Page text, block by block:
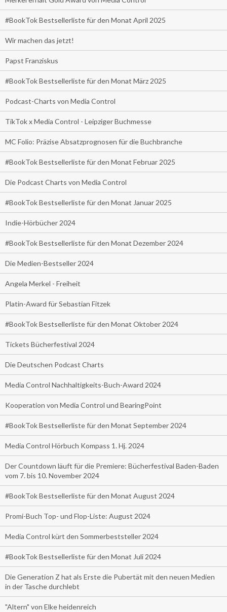
#BookTok Bestsellerliste für den Monat April 2025
Wir machen das jetzt!
Papst Franziskus
#BookTok Bestsellerliste für den Monat März 2025
Podcast-Charts von Media Control
TikTok x Media Control - Leipziger Buchmesse
MC Folio: Präzise Absatzprognosen für die Buchbranche
#BookTok Bestsellerliste für den Monat Februar 2025
Die Podcast Charts von Media Control
#BookTok Bestsellerliste für den Monat Januar 2025
Indie-Hörbücher 2024
#BookTok Bestsellerliste für den Monat Dezember 2024
Die Medien-Bestseller 2024
Angela Merkel - Freiheit
Platin-Award für Sebastian Fitzek
#BookTok Bestsellerliste für den Monat Oktober 2024
Tickets Bücherfestival 2024
Die Deutschen Podcast Charts
Media Control Nachhaltigkeits-Buch-Award 2024
Kooperation von Media Control und BearingPoint
#BookTok Bestsellerliste für den Monat September 2024
Media Control Hörbuch Kompass 1. Hj. 2024
Der Countdown läuft für die Premiere: Bücherfestival Baden-Baden
vom 7. bis 10. November 2024
#BookTok Bestsellerliste für den Monat August 2024
Promi-Buch Top- und Flop-Liste: August 2024
Media Control kürt den Sommerbeststeller 2024
#BookTok Bestsellerliste für den Monat Juli 2024
Die Generation Z hat als Erste die Pubertät mit den neuen Medien
in der Tasche durchlebt
"Altern" von Elke heidenreich